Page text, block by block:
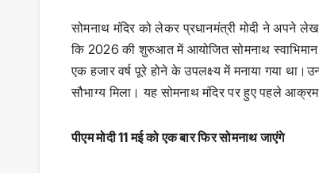
सोमनाथ मंदिर को लेकर प्रधानमंत्री मोदी ने अपने
कि 2026 की शुरुआत में आयोजित सोमनाथ
एक हजार वर्ष पूरे होने के उपलक्ष्य में मनाया गया
सौभाग्य मिला। यह सोमनाथ मंदिर पर हुए पहले
पीएम मोदी 11 मई को एक बार फिर सोमनाथ जाएंगे